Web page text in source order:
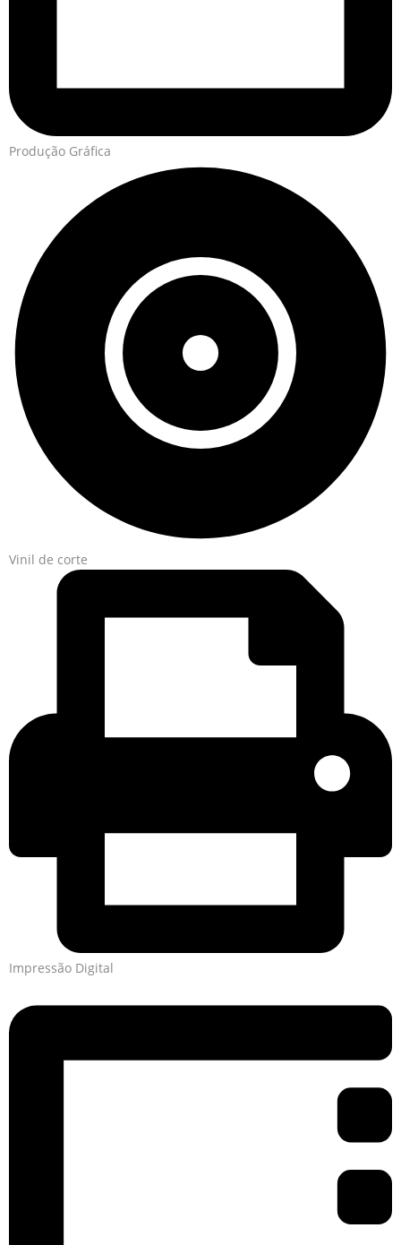
Produção Gráfica
Vinil de corte
Impressão Digital